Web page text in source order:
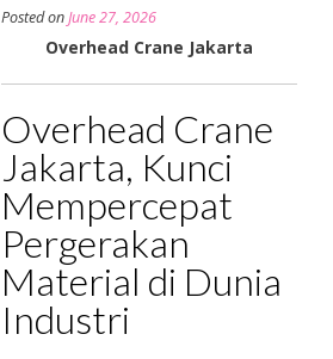
Posted onJune 27, 2026
Overhead Crane Jakarta
Overhead Crane
Jakarta, Kunci
Mempercepat
Pergerakan
Material di Dunia
Industri